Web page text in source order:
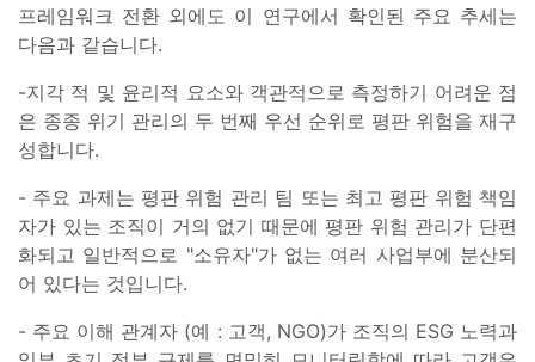
프레임워크 전환 외에도 이 연구에서 확인된 주요 추세는
다음과 같습니다.
-지각 적 및 윤리적 요소와 객관적으로 측정하기 어려운 점
은 종종 위기 관리의 두 번째 우선 순위로 평판 위험을 재구
성합니다.
- 주요 과제는 평판 위험 관리 팀 또는 최고 평판 위험 책임
자가 있는 조직이 거의 없기 때문에 평판 위험 관리가 단편
화되고 일반적으로 "소유자"가 없는 여러 사업부에 분산되
어 있다는 것입니다.
- 주요 이해 관계자 (예 : 고객, NGO)가 조직의 ESG 노력과